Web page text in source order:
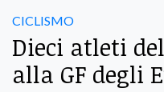
CICLISMO
Dieci atleti
alla GF degli